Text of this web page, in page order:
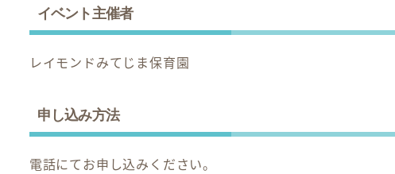
イベント主催者
レイモンドみてじま保育園
申し込み方法
電話にてお申し込みください。